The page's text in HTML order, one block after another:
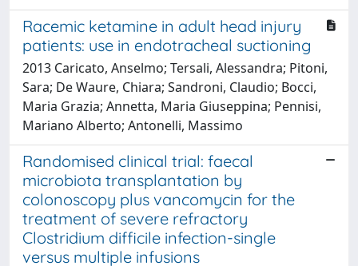
Racemic ketamine in adult head injury
patients: use in endotracheal suctioning
2013 Caricato, Anselmo; Tersali, Alessandra; Pitoni,
Sara; De Waure, Chiara; Sandroni, Claudio; Bocci,
Maria Grazia; Annetta, Maria Giuseppina; Pennisi,
Mariano Alberto; Antonelli, Massimo
Randomised clinical trial: faecal
microbiota transplantation by
colonoscopy plus vancomycin for the
treatment of severe refractory
Clostridium difficile infection-single
versus multiple infusions